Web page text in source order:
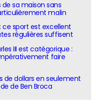
sa maison sans
malin
ce sport est excellent
régulières suffisent
III est catégorique :
faire
de dollars en seulement
de Ben Broca